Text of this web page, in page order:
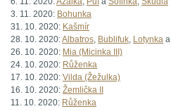
3. 11. 2020: Bohunka
31. 10. 2020: Kašmír
28. 10. 2020:Albatros, Bublifuk, Lotynka a
26. 10. 2020: Mia (Micinka III)
24. 10. 2020: Růženka
17. 10. 2020: Vilda (Žežulka)
16. 10. 2020: Žemlička II
11. 10. 2020: Růženka